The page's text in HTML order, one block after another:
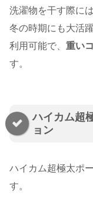
洗濯物を干す際に
冬の時期にも大活
利用可能で、 重い
す。
ハイカム超
ョン
ハイカム超極太ポ
す。